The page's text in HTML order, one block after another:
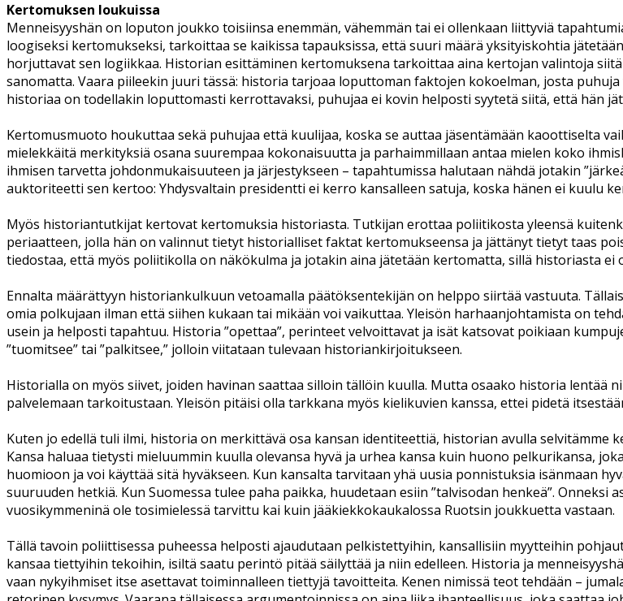
Kertomuksen loukuissa
Menneisyyshän on loputon joukko toisiinsa enemmän, vähemmän tai ei ollenkaan liittyviä
loogiseksi kertomukseksi, tarkoittaa se kaikissa tapauksissa, että suuri määrä yksityiskohtia
horjuttavat sen logiikkaa. Historian esittäminen kertomuksena tarkoittaa aina kertojan valintoja
sanomatta. Vaara piileekin juuri tässä: historia tarjoaa loputtoman faktojen kokoelman, josta
historiaa on todellakin loputtomasti kerrottavaksi, puhujaa ei kovin helposti syytetä siitä, että hän
Kertomusmuoto houkuttaa sekä puhujaa että kuulijaa, koska se auttaa jäsentämään kaoottiselta
mielekkäitä merkityksiä osana suurempaa kokonaisuutta ja parhaimmillaan antaa mielen koko
ihmisen tarvetta johdonmukaisuuteen ja järjestykseen – tapahtumissa halutaan nähdä jotakin
auktoriteetti sen kertoo: Yhdysvaltain presidentti ei kerro kansalleen satuja, koska hänen ei kuulu
Myös historiantutkijat kertovat kertomuksia historiasta. Tutkijan erottaa poliitikosta yleensä
periaatteen, jolla hän on valinnut tietyt historialliset faktat kertomukseensa ja jättänyt tietyt taas
tiedostaa, että myös poliitikolla on näkökulma ja jotakin aina jätetään kertomatta, sillä historiasta ei
Ennalta määrättyyn historiankulkuun vetoamalla päätöksentekijän on helppo siirtää vastuuta.
omia polkujaan ilman että siihen kukaan tai mikään voi vaikuttaa. Yleisön harhaanjohtamista on
usein ja helposti tapahtuu. Historia ”opettaa”, perinteet velvoittavat ja isät katsovat poikiaan
”tuomitsee” tai ”palkitsee,” jolloin viitataan tulevaan historiankirjoitukseen.
Historialla on myös siivet, joiden havinan saattaa silloin tällöin kuulla. Mutta osaako historia lentää
palvelemaan tarkoitustaan. Yleisön pitäisi olla tarkkana myös kielikuvien kanssa, ettei pidetä
Kuten jo edellä tuli ilmi, historia on merkittävä osa kansan identiteettiä, historian avulla selvitämme
Kansa haluaa tietysti mieluummin kuulla olevansa hyvä ja urhea kansa kuin huono pelkurikansa,
huomioon ja voi käyttää sitä hyväkseen. Kun kansalta tarvitaan yhä uusia ponnistuksia isänmaan
suuruuden hetkiä. Kun Suomessa tulee paha paikka, huudetaan esiin ”talvisodan henkeä”.
vuosikymmeninä ole tosimielessä tarvittu kai kuin jääkiekkokaukalossa Ruotsin joukkuetta vastaan.
Tällä tavoin poliittisessa puheessa helposti ajaudutaan pelkistettyihin, kansallisiin myytteihin
kansaa tiettyihin tekoihin, isiltä saatu perintö pitää säilyttää ja niin edelleen. Historia ja
vaan nykyihmiset itse asettavat toiminnalleen tiettyjä tavoitteita. Kenen nimissä teot tehdään –